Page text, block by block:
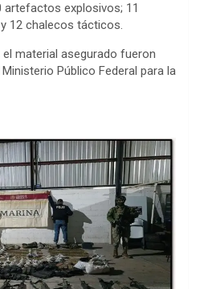
artefactos explosivos; 11
12 chalecos tácticos.
material asegurado fueron
Público Federal para la